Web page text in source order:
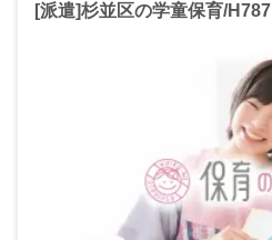
[派遣]杉並区の学童保育/H787